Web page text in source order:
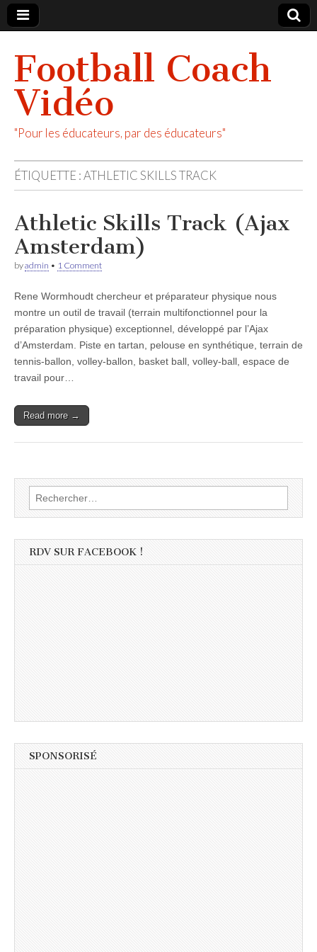
Football Coach
Vidéo
"Pour les éducateurs, par des éducateurs"
ÉTIQUETTE :ATHLETIC SKILLS TRACK
Athletic Skills Track (Ajax
Amsterdam)
byadmin • 1 Comment
Rene Wormhoudt chercheur et préparateur physique nous
montre un outil de travail (terrain multifonctionnel pour la
préparation physique) exceptionnel, développé par l’Ajax
d’Amsterdam. Piste en tartan, pelouse en synthétique, terrain de
tennis-ballon, volley-ballon, basket ball, volley-ball, espace de
travail pour…
Read more →
Rechercher :
RDV SUR FACEBOOK !
SPONSORISÉ